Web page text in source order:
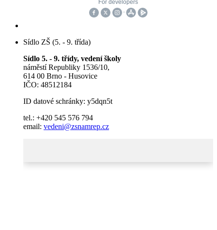
Sídlo ZŠ (5. - 9. třída)
Sídlo 5. - 9. třídy, vedení školy
náměstí Republiky 1536/10,
614 00 Brno - Husovice
IČO: 48512184
ID datové schránky: y5dqn5t
tel.: +420 545 576 794
email: vedeni@zsnamrep.cz